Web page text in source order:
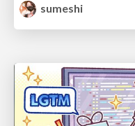
sumeshi